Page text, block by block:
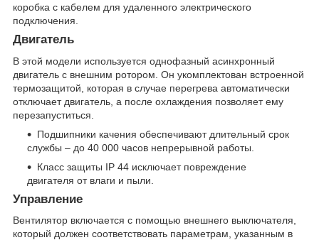
коробка с кабелем для удаленного электрического
подключения.
Двигатель
В этой модели используется однофазный асинхронный
двигатель с внешним ротором. Он укомплектован встроенной
термозащитой, которая в случае перегрева автоматически
отключает двигатель, а после охлаждения позволяет ему
перезапуститься.
Подшипники качения обеспечивают длительный срок
службы – до 40 000 часов непрерывной работы.
Класс защиты IP 44 исключает повреждение
двигателя от влаги и пыли.
Управление
Вентилятор включается с помощью внешнего выключателя,
который должен соответствовать параметрам, указанным в